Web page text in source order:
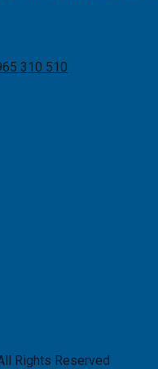
310 510
Rights Reserved